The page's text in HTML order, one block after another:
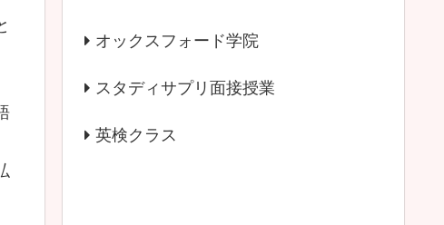
オックスフォード学院
スタディサプリ面接授業
英検クラス